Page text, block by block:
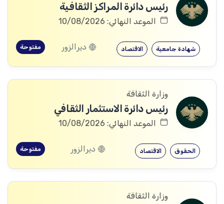
رئيس دائرة المراكز الثقافية
الموعد النهائي: 10/08/2026
الاقتصاد شهادة جامعية ديرالزور مفتوحة
وزارة الثقافة
رئيس دائرة الاستثمار الثقافي
الموعد النهائي: 10/08/2026
الاقتصاد الحقوق ديرالزور مفتوحة
وزارة الثقافة